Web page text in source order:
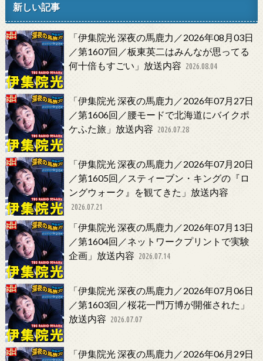
新しい記事
「伊集院光 深夜の馬鹿力／2026年08月03日
／第1607回／板東英二はみんなが思ってる
何十倍もすごい」放送内容 2026.08.04
「伊集院光 深夜の馬鹿力／2026年07月27日
／第1606回／腰モードで北海道にバイクポ
ケふた旅」放送内容 2026.07.28
「伊集院光 深夜の馬鹿力／2026年07月20日
／第1605回／スティーブン・キングの『ロ
ングウォーク』を観てきた」放送内容
2026.07.21
「伊集院光 深夜の馬鹿力／2026年07月13日
／第1604回／ネットワークプリントで実験
企画」放送内容 2026.07.14
「伊集院光 深夜の馬鹿力／2026年07月06日
／第1603回／桜花一門万博が開催された」
放送内容 2026.07.07
「伊集院光 深夜の馬鹿力／2026年06月29日